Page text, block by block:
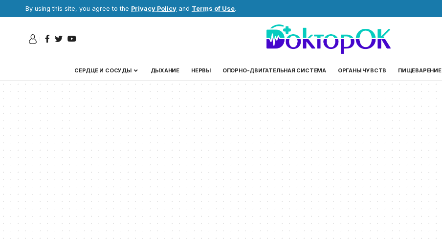
By using this site, you agree to the Privacy Policy and Terms of Use.
СЕРДЦЕ И СОСУДЫ ДЫХАНИЕ НЕРВЫ ОПОРНО-ДВИГАТЕЛЬНАЯ СИСТЕМА ОРГАНЫ ЧУВСТВ ПИЩЕВАРЕНИЕ